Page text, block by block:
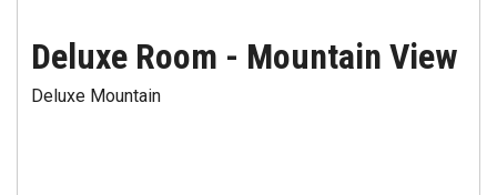
Deluxe Room - Mountain View
Deluxe Mountain